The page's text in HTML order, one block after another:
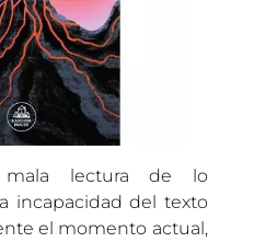
lectura de lo
incapacidad del texto
el momento actual,